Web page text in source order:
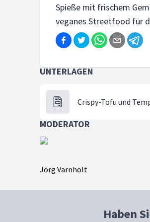
Spieße mit frischem
veganes Streetfood für
UNTERLAGEN
Crispy-Tofu und
MODERATOR
Jörg Varnholt
Haben